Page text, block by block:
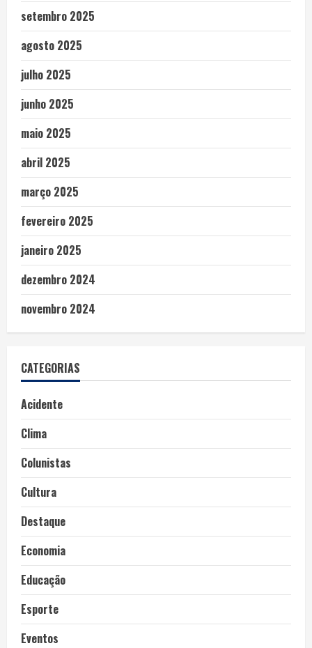
setembro 2025
agosto 2025
julho 2025
junho 2025
maio 2025
abril 2025
março 2025
fevereiro 2025
janeiro 2025
dezembro 2024
novembro 2024
CATEGORIAS
Acidente
Clima
Colunistas
Cultura
Destaque
Economia
Educação
Esporte
Eventos